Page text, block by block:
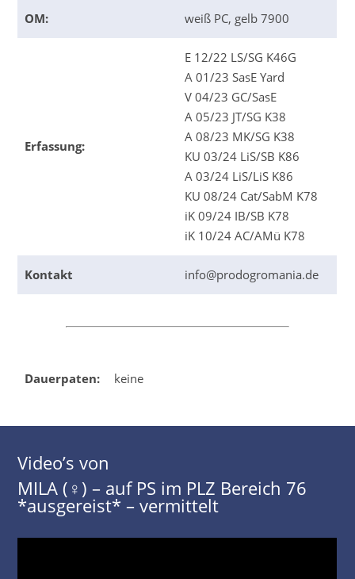
OM: weiß PC, gelb 7900
Erfassung:
E 12/22 LS/SG K46G
A 01/23 SasE Yard
V 04/23 GC/SasE
A 05/23 JT/SG K38
A 08/23 MK/SG K38
KU 03/24 LiS/SB K86
A 03/24 LiS/LiS K86
KU 08/24 Cat/SabM K78
iK 09/24 IB/SB K78
iK 10/24 AC/AMü K78
Kontakt info@prodogromania.de
Dauerpaten: keine
Video’s von
MILA (♀) – auf PS im PLZ Bereich 76
*ausgereist* – vermittelt